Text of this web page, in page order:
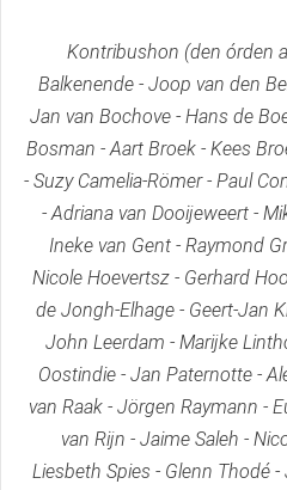
Kontribushon (den órden
Balkenende - Joop van den
Jan van Bochove - Hans de
Bosman - Aart Broek - Kees
- Suzy Camelia-Römer - Paul
- Adriana van Dooijeweert -
Ineke van Gent - Raymond
Nicole Hoevertsz - Gerhard
de Jongh-Elhage - Geert-Jan
John Leerdam - Marijke
Oostindie - Jan Paternotte -
van Raak - Jörgen Raymann -
van Rijn - Jaime Saleh -
Liesbeth Spies - Glenn Thodé